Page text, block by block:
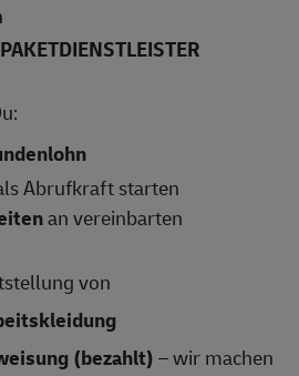
Abrufkraft starten
an vereinbarten
von
(bezahlt)– wir machen